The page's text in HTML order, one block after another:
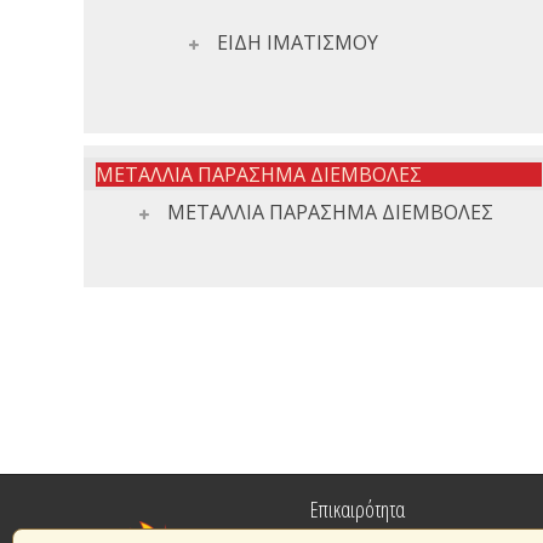
ΕΙΔΗ ΙΜΑΤΙΣΜΟΥ
ΜΕΤΑΛΛΙΑ ΠΑΡΑΣΗΜΑ ΔΙΕΜΒΟΛΕΣ
ΜΕΤΑΛΛΙΑ ΠΑΡΑΣΗΜΑ ΔΙΕΜΒΟΛΕΣ
Επικαιρότητα